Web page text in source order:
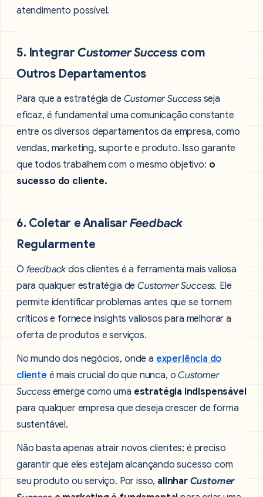
atendimento possível.
5. IntegrarCustomer Success com
Outros Departamentos
Para que a estratégia de Customer Successseja
eficaz, é fundamental uma comunicação constante
entre os diversos departamentos da empresa, como
vendas, marketing, suporte e produto. Isso garante
que todos trabalhem com o mesmo objetivo: o
sucesso do cliente.
6. Coletar e AnalisarFeedback
Regularmente
O feedback dos clientes é a ferramenta mais valiosa
para qualquer estratégia deCustomer Success. Ele
permite identificar problemas antes que se tornem
críticos e fornece insights valiosos para melhorar a
oferta de produtos e serviços.
No mundo dos negócios, onde a experiência do
cliente é mais crucial do que nunca, oCustomer
Success emerge como uma estratégia indispensável
para qualquer empresa que deseja crescer de forma
sustentável.
Não basta apenas atrair novos clientes; é preciso
garantir que eles estejam alcançando sucesso com
seu produto ou serviço. Por isso, alinhar Customer